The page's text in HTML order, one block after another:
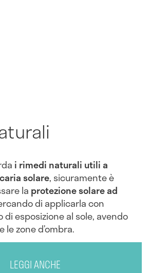
i rimedi naturali utili a
solare, sicuramente è
la protezione solare ad
di applicarla con
esposizione al sole, avendo
zone d’ombra.
LEGGI ANCHE